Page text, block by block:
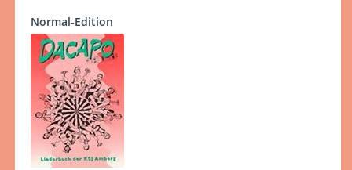
Normal-Edition